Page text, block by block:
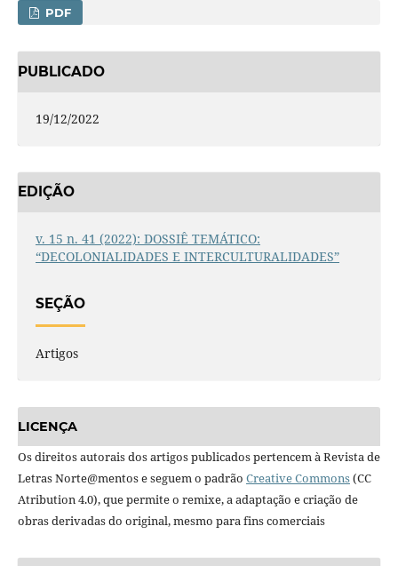
PDF
PUBLICADO
19/12/2022
EDIÇÃO
v. 15 n. 41 (2022): DOSSIÊ TEMÁTICO:
“DECOLONIALIDADES E INTERCULTURALIDADES”
SEÇÃO
Artigos
LICENÇA
Os direitos autorais dos artigos publicados pertencem à Revista de
Letras Norte@mentos e seguem o padrão Creative Commons(CC
Atribution 4.0), que permite o remixe, a adaptação e criação de
obras derivadas do original, mesmo para fins comerciais